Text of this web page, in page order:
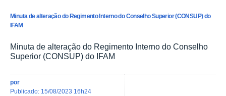
Minuta de alteração do Regimento Interno do Conselho Superior (CONSUP) do
IFAM
Minuta de alteração do Regimento Interno do Conselho
Superior (CONSUP) do IFAM
por
publicado: 15/08/2023 16h24